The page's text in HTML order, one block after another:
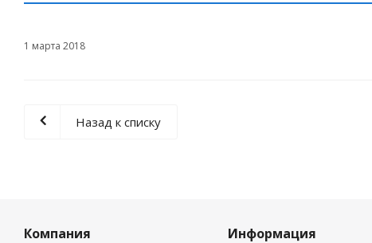
1 марта 2018
Назад к списку
Компания Информация